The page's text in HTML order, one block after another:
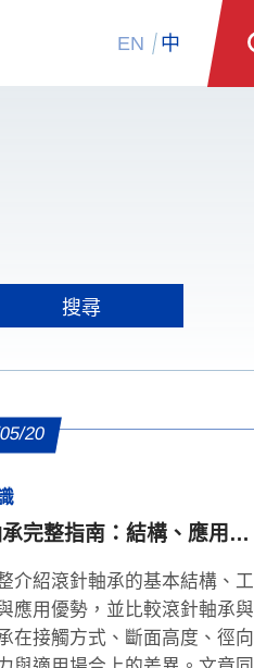
EN 中
20
完整指南：結構、應用、
介紹滾針軸承的基本結構、工
應用優勢，並比較滾針軸承與
在接觸方式、斷面高度、徑向